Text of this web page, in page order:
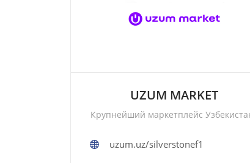
UZUM MARKET
Крупнейший маркетплейс
uzum.uz/silverstonef1